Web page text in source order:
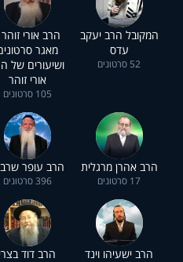
המקובל הרב יעקב
עדס
52 סרטונים
הרב אורי
מאגר
ושיעורים של
אורי זוהר
105 סרטונים
הרב אהרן מרגלית
17 סרטונים
הרב עופר
396 סרטונים
הרב ישעיהו וינד הרב דוד בצרי